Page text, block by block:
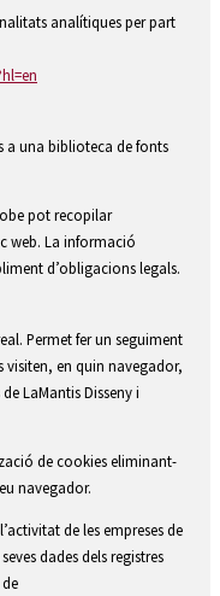
analítiques per part
a una biblioteca de fonts
pot recopilar
web. La informació
d’obligacions legals.
Permet fer un seguiment
visiten, en quin navegador,
LaMantis Disseny i
de cookies eliminant-
navegador.
de les empreses de
dades dels registres